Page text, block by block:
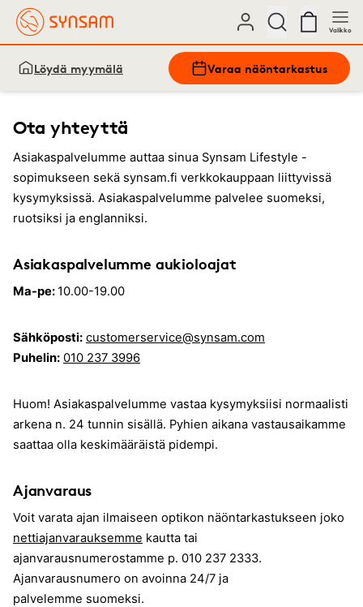
Valikko
Löydä myymälä Varaa näöntarkastus
Ota yhteyttä
Asiakaspalvelumme auttaa sinua Synsam Lifestyle -
sopimukseen sekä synsam.fi verkkokauppaan liittyvissä
kysymyksissä. Asiakaspalvelumme palvelee suomeksi,
ruotsiksi ja englanniksi.
Asiakaspalvelumme aukioloajat
Ma-pe:10.00-19.00
Sähköposti: customerservice@synsam.com
Puhelin: 010 237 3996
Huom! Asiakaspalvelumme vastaa kysymyksiisi normaalisti
arkena n. 24 tunnin sisällä. Pyhien aikana vastausaikamme
saattaa olla keskimääräistä pidempi.
Ajanvaraus
Voit varata ajan ilmaiseen optikon näöntarkastukseen joko
nettiajanvarauksemme kautta tai
ajanvarausnumerostamme p. 010 237 2333.
Ajanvarausnumero on avoinna 24/7 ja
palvelemme suomeksi.